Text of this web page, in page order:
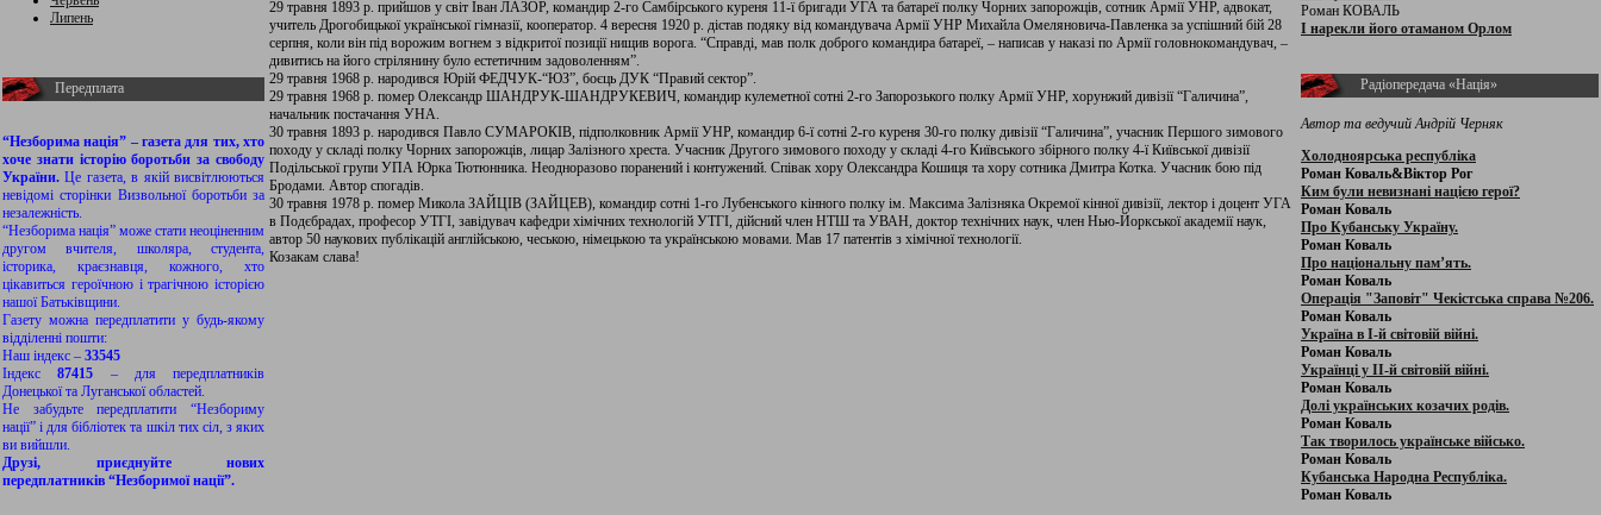
Липень
Передплата
“Незборима нація” – газета для тих, хто
хоче знати історію боротьби за свободу
України.Це газета, в якій висвітлюються
невідомі сторінки Визвольної боротьби за
незалежність.
“Незборима нація” може стати неоціненним
другом вчителя, школяра, студента,
історика, краєзнавця, кожного, хто
цікавиться героїчною і трагічною історією
нашої Батьківщини.
Газету можна передплатити у будь-якому
відділенні пошти:
Наш індекс – 33545
Індекс87415 – для передплатників
Донецької та Луганської областей.
Не забудьте передплатити “Незбориму
нації” і для бібліотек та шкіл тих сіл, з яких
ви вийшли.
Друзі, приєднуйте нових
передплатників “Незборимої нації”.
29 травня 1893 р. прийшов у світ Іван ЛАЗОР, командир 2-го Самбірського куреня 11-ї бригади УГА та батареї полку Чорних запорожців, сотник Армії УНР, адвокат,
учитель Дрогобицької української гімназії, кооператор. 4 вересня 1920 р. дістав подяку від командувача Армії УНР Михайла Омеляновича-Павленка за успішний бій 28
серпня, коли він під ворожим вогнем з відкритої позиції нищив ворога. “Справді, мав полк доброго командира батареї, – написав у наказі по Армії головнокомандувач, –
дивитись на його стрілянину було естетичним задоволенням”.
29 травня 1968 р. народився Юрій ФЕДЧУК-“ЮЗ”, боєць ДУК “Правий сектор”.
29 травня 1968 р. помер Олександр ШАНДРУК-ШАНДРУКЕВИЧ, командир кулеметної сотні 2-го Запорозького полку Армії УНР, хорунжий дивізії “Галичина”,
начальник постачання УНА.
30 травня 1893 р. народився Павло СУМАРОКІВ, підполковник Армії УНР, командир 6-ї сотні 2-го куреня 30-го полку дивізії “Галичина”, учасник Першого зимового
походу у складі полку Чорних запорожців, лицар Залізного хреста. Учасник Другого зимового походу у складі 4-го Київського збірного полку 4-ї Київської дивізії
Подільської групи УПА Юрка Тютюнника. Неодноразово поранений і контужений. Співак хору Олександра Кошиця та хору сотника Дмитра Котка. Учасник бою під
Бродами. Автор спогадів.
30 травня 1978 р. помер Микола ЗАЙЦІВ (ЗАЙЦЕВ), командир сотні 1-го Лубенського кінного полку ім. Максима Залізняка Окремої кінної дивізії, лектор і доцент УГА
в Подєбрадах, професор УТГІ, завідувач кафедри хімічних технологій УТГІ, дійсний член НТШ та УВАН, доктор технічних наук, член Нью-Йоркської академії наук,
автор 50 наукових публікацій англійською, чеською, німецькою та українською мовами. Мав 17 патентів з хімічної технології.
Козакам слава!
Роман КОВАЛЬ
І нарекли його отаманом Орлом
Радіопередача «Нація»
Автор та ведучий Андрій Черняк
Холодноярська республіка
Роман Коваль&Віктор Рог
Ким були невизнані нацією герої?
Роман Коваль
Про Кубанську Україну.
Роман Коваль
Про національну пам’ять.
Роман Коваль
Операція "Заповіт" Чекістська справа №206.
Роман Коваль
Україна в І-й світовій війні.
Роман Коваль
Українці у ІІ-й світовій війні.
Роман Коваль
Долі українських козачих родів.
Роман Коваль
Так творилось українське військо.
Роман Коваль
Кубанська Народна Республіка.
Роман Коваль